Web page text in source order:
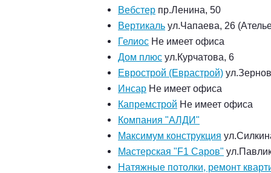
Вебстер пр.Ленина, 50
Вертикаль ул.Чапаева, 26
Гелиос Не имеет офиса
Дом плюс ул.Курчатова, 6
Еврострой (Еврастрой)
Инсар Не имеет офиса
Капремстрой Не имеет офиса
Компания "АЛДИ"
Максимум конструкция
Мастерская "F1 Саров"
Натяжные потолки, ремонт